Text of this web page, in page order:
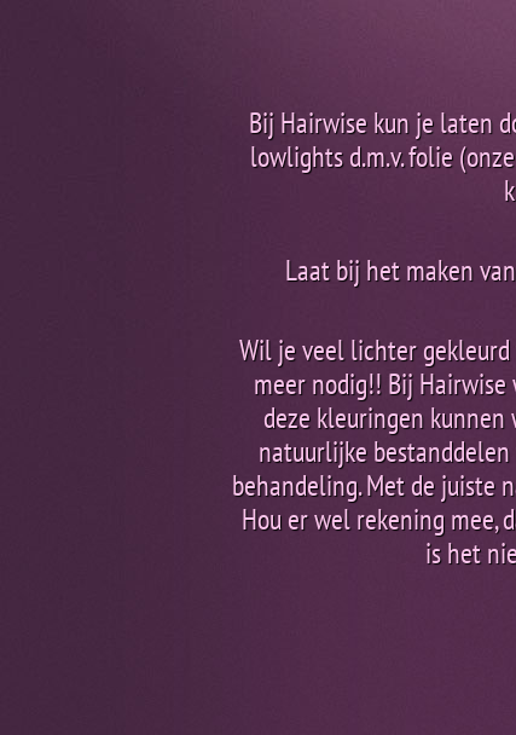
Bij Hairwise kun je laten
lowlights d.m.v. folie
Laat bij het maken
Wil je veel lichter
meer nodig!! Bij
deze kleuringen
natuurlijke
behandeling. Met de juiste
Hou er wel rekening mee,
is het